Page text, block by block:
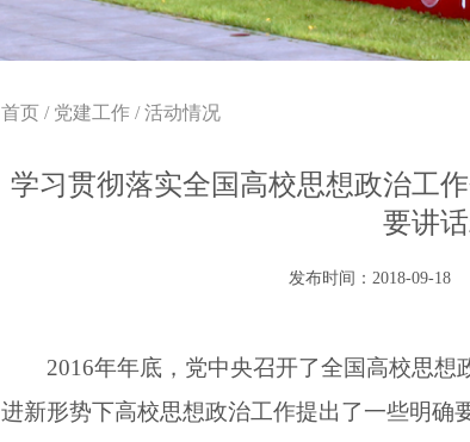
首页 / 党建工作 /活动情况
学习贯彻落实全国高校思想政治工
要讲
发布时间：2018-09-18
2016年年底，党中央召开了全国高校思
进新形势下高校思想政治工作提出了一些明确